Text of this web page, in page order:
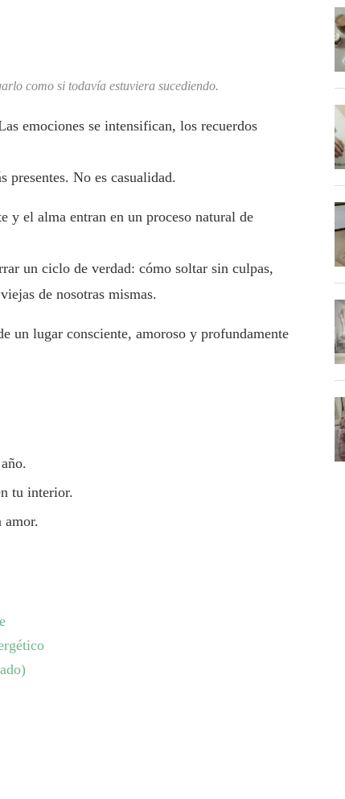
como si todavía estuviera sucediendo.
emociones se intensifican, los recuerdos
presentes. No es casualidad.
y el alma entran en un proceso natural de
un ciclo de verdad: cómo soltar sin culpas,
de nosotras mismas.
un lugar consciente, amoroso y profundamente
tu interior.
amor.